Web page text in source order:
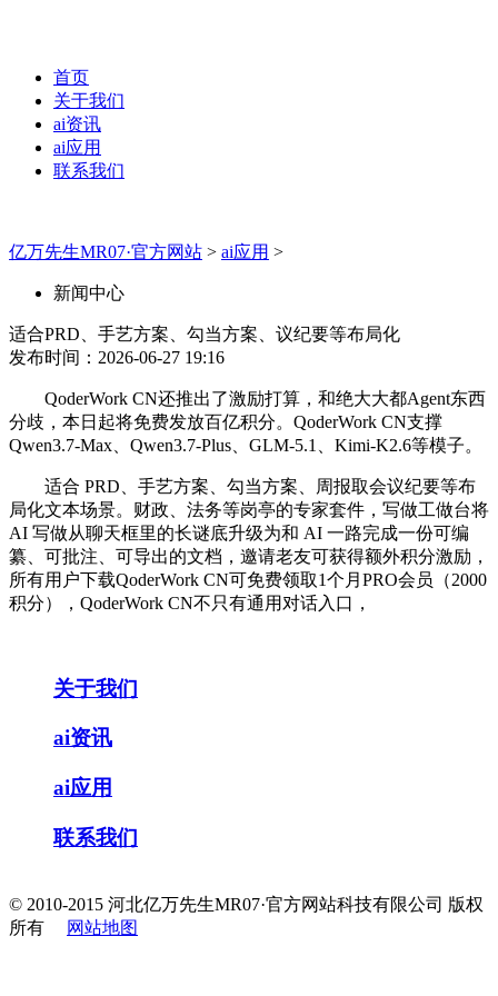
首页
关于我们
ai资讯
ai应用
联系我们
亿万先生MR07·官方网站 > ai应用 >
新闻中心
适合PRD、手艺方案、勾当方案、议纪要等布局化
发布时间：2026-06-27 19:16
QoderWork CN还推出了激励打算，和绝大大都Agent东西
分歧，本日起将免费发放百亿积分。QoderWork CN支撑
Qwen3.7-Max、Qwen3.7-Plus、GLM-5.1、Kimi-K2.6等模子。
适合 PRD、手艺方案、勾当方案、周报取会议纪要等布
局化文本场景。财政、法务等岗亭的专家套件，写做工做台将
AI 写做从聊天框里的长谜底升级为和 AI 一路完成一份可编
纂、可批注、可导出的文档，邀请老友可获得额外积分激励，
所有用户下载QoderWork CN可免费领取1个月PRO会员（2000
积分），QoderWork CN不只有通用对话入口，
关于我们
ai资讯
ai应用
联系我们
© 2010-2015 河北亿万先生MR07·官方网站科技有限公司 版权
所有
网站地图